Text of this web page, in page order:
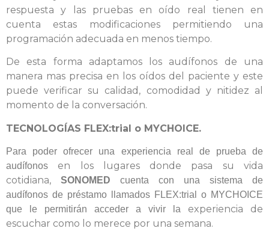
respuesta y las pruebas en oído real tienen en
cuenta estas modificaciones
permitiendo una
programación adecuada en menos tiempo.
De esta forma adaptamos los audífonos de una
manera mas precisa en los oídos del paciente y este
puede verificar su calidad, comodidad y nitidez al
momento de la conversación.
TECNOLOGÍAS FLEX:trial o MYCHOICE.
Para poder ofrecer una experiencia real de prueba de
audífonos en los lugares donde pasa su vida
cotidiana, SONOMED cuenta con una sistema de
audífonos de préstamo llamados FLEX:trial o MYCHOICE
que le permitirán acceder a vivir la experiencia de
escuchar como lo merece por una semana.